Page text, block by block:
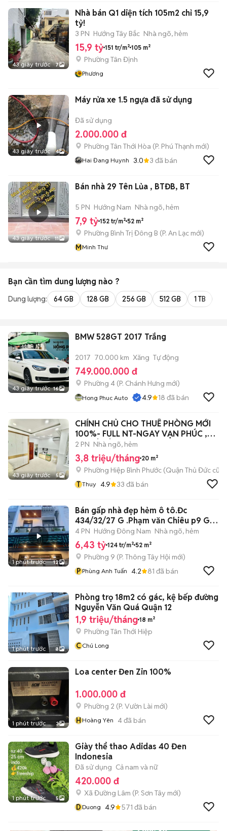
43 giây trước 7
Nhà bán Q1 diện tích 105m2 chỉ 15,9
tỷ!
3 PN Hướng Tây Bắc Nhà ngõ, hẻm
15,9 tỷ 151 tr/m² 105 m²
Phường Tân Định
Phương
43 giây trước 4
Máy rửa xe 1.5 ngựa đã sử dụng
Đã sử dụng
2.000.000 đ
Phường Tân Thới Hòa (P. Phú Thạnh mới)
Hai Đang Huynh 3.0 3 đã bán
43 giây trước 11
Bán nhà 29 Tên Lủa , BTĐB, BT
5 PN Hướng Nam Nhà ngõ, hẻm
7,9 tỷ 152 tr/m² 52 m²
Phường Bình Trị Đông B (P. An Lạc mới)
MMinh Thư
Bạn cần tìm dung lượng nào ?
Dung lượng: 64 GB 128 GB 256 GB 512 GB 1 TB
43 giây trước 16
BMW 528GT 2017 Trắng
2017 70.000 km Xăng Tự động
749.000.000 đ
Phường 4 (P. Chánh Hưng mới)
Hong Phuc Auto 4.9 18 đã bán
43 giây trước 5
CHÍNH CHỦ CHO THUÊ PHÒNG MỚI
100%- FULL NT-NGAY VẠN PHÚC ,
Hẻm ÔTÔ 5m
2 PN Nhà ngõ, hẻm
3,8 triệu/tháng 20 m²
Phường Hiệp Bình Phước (Quận Thủ Đức cũ)
T Thuy 4.9 33 đã bán
1 phút trước 12
Bán gấp nhà đẹp hẻm ô tô.Đc
434/32/27 G .Phạm văn Chiêu p9 Gò
Vấp
4 PN Hướng Đông Nam Nhà ngõ, hẻm
6,43 tỷ 124 tr/m² 52 m²
Phường 9 (P. Thông Tây Hội mới)
P Phùng Anh Tuấn 4.2 81 đã bán
1 phút trước 8
Phòng trọ 18m2 có gác, kệ bếp đường
Nguyễn Văn Quá Quận 12
1,9 triệu/tháng 18 m²
Phường Tân Thới Hiệp
CChú Long
1 phút trước 3
Loa center Đen Zin 100%
1.000.000 đ
Phường 2 (P. Vườn Lài mới)
HHoàng Yên 4đã bán
1 phút trước 5
Giày thể thao Adidas 40 Đen
Indonesia
Đã sử dụng Cả nam và nữ
420.000 đ
Xã Đường Lâm (P. Sơn Tây mới)
DDuong 4.9 571 đã bán